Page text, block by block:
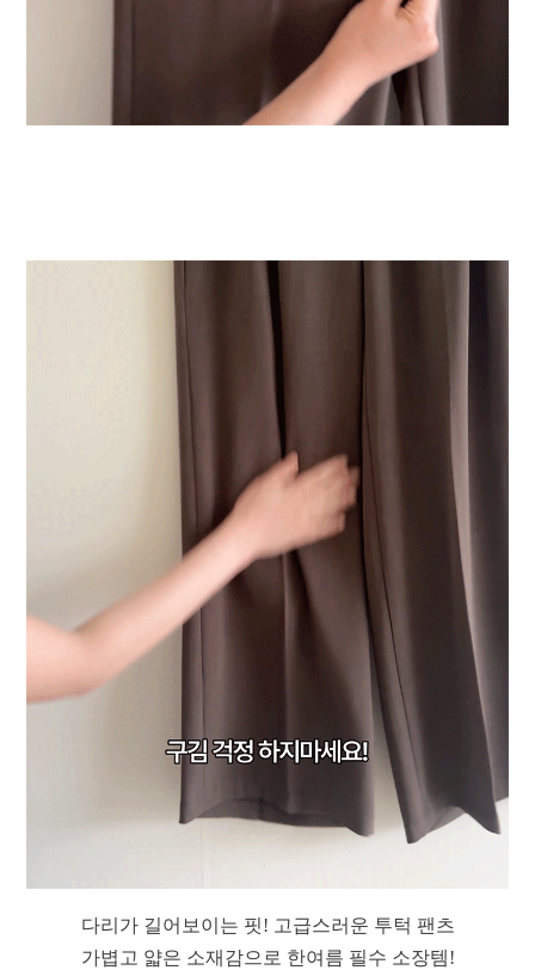
다리가 길어보이는 핏! 고급스러운 투턱 팬츠
가볍고 얇은 소재감으로 한여름 필수 소장템!